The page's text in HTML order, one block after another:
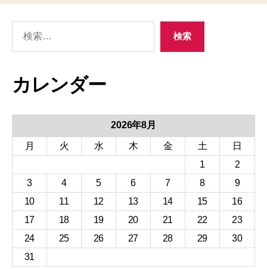
検索
カレンダー
2026年8月
月 火 水 木 金 土
日
1
2
3
4 5 6 7 8
9
10
11 12 13 14 15
16
17
18 19 20 21 22
23
24
25 26 27 28 29
30
31